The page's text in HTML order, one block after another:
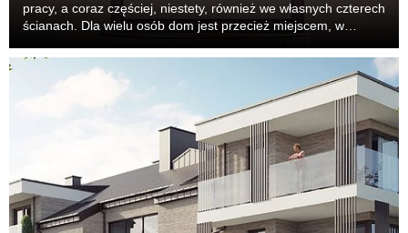
pracy, a coraz częściej, niestety, również we własnych czterech
ścianach. Dla wielu osób dom jest przecież miejscem, w
życia, ale w praktyce nierzadko s...